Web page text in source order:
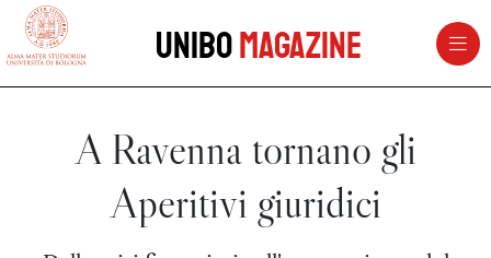
vai al contenuto della pagina
UniboMagazine
A Ravenna tornano gli
Aperitivi giuridici